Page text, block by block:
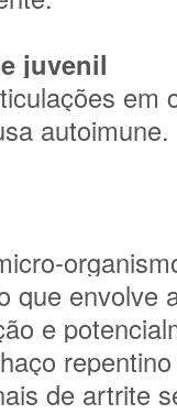
juvenil
em
que envolve
e
de artrite